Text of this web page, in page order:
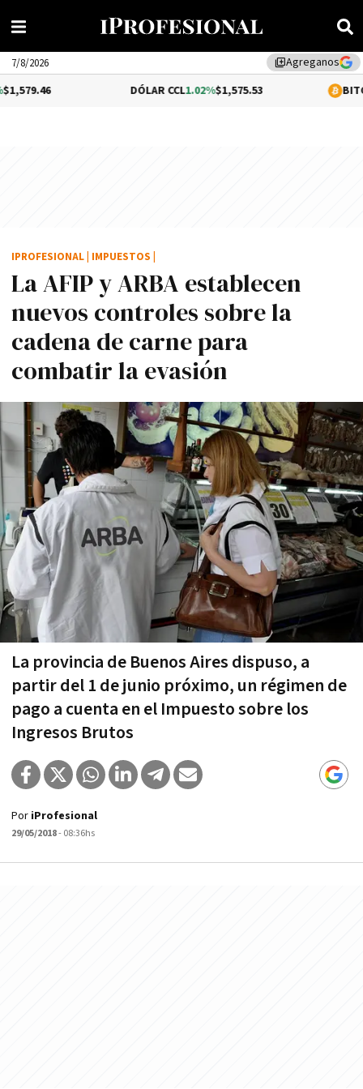
library_addAgreganos
7/8/2026
DÓLAR CCL1.02%$1,575.53 BITCOIN-
La AFIP y ARBA establecen
nuevos controles sobre la
cadena de carne para
combatir la evasión
La provincia de Buenos Aires dispuso, a
partir del 1 de junio próximo, un régimen de
pago a cuenta en el Impuesto sobre los
Ingresos Brutos
IPROFESIONAL IMPUESTOS
Por iProfesional
29/05/2018- 08:36hs